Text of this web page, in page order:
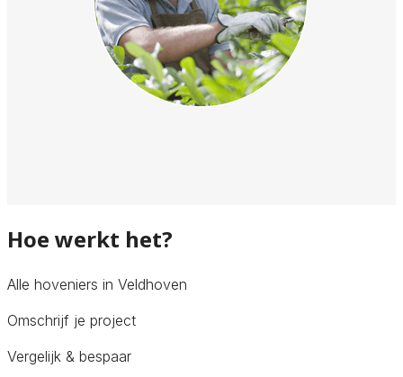
Hoe werkt het?
Alle hoveniers in Veldhoven
Omschrijf je project
Vergelijk & bespaar